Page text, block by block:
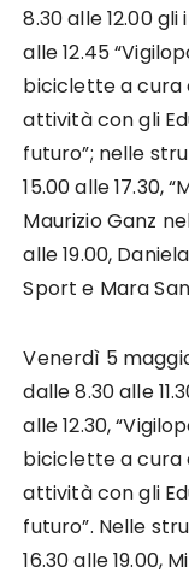
8.30 alle 12.00
alle 12.45
biciclette a cura
attività con gli
futuro”; nelle
15.00 alle 17.30,
Maurizio Ganz
alle 19.00,
Sport e Mara
Venerdì 5
dalle 8.30 alle
alle 12.30,
biciclette a cura
attività con gli
futuro”. Nelle
16.30 alle 19.00,